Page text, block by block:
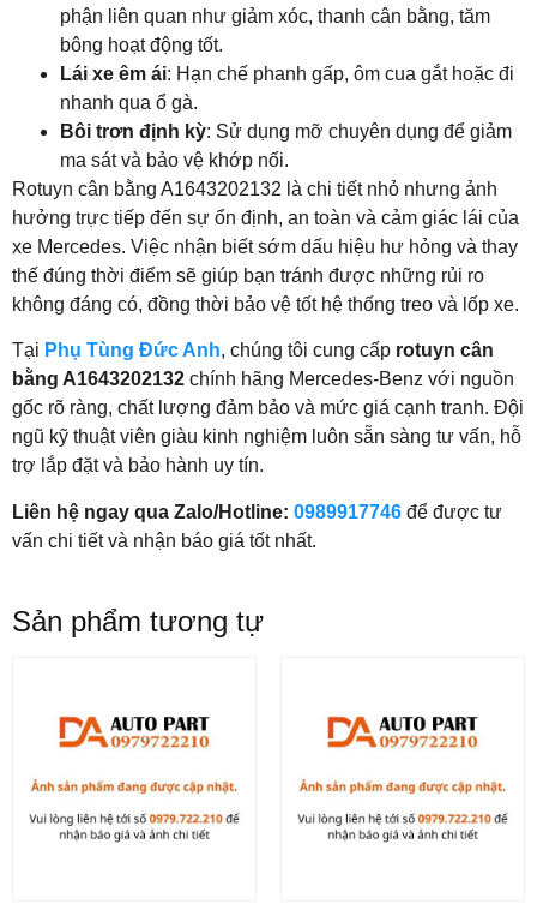
phận liên quan như giảm xóc, thanh cân bằng, tăm
bông hoạt động tốt.
Lái xe êm ái: Hạn chế phanh gấp, ôm cua gắt hoặc đi
nhanh qua ổ gà.
Bôi trơn định kỳ: Sử dụng mỡ chuyên dụng để giảm
ma sát và bảo vệ khớp nối.
Rotuyn cân bằng A1643202132 là chi tiết nhỏ nhưng ảnh
hưởng trực tiếp đến sự ổn định, an toàn và cảm giác lái của
xe Mercedes. Việc nhận biết sớm dấu hiệu hư hỏng và thay
thế đúng thời điểm sẽ giúp bạn tránh được những rủi ro
không đáng có, đồng thời bảo vệ tốt hệ thống treo và lốp xe.
Tại Phụ Tùng Đức Anh, chúng tôi cung cấp rotuyn cân
bằng A1643202132 chính hãng Mercedes-Benz với nguồn
gốc rõ ràng, chất lượng đảm bảo và mức giá cạnh tranh. Đội
ngũ kỹ thuật viên giàu kinh nghiệm luôn sẵn sàng tư vấn, hỗ
trợ lắp đặt và bảo hành uy tín.
Liên hệ ngay qua Zalo/Hotline: 0989917746 để được tư
vấn chi tiết và nhận báo giá tốt nhất.
Sản phẩm tương tự